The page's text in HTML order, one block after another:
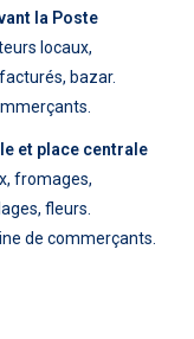
la Poste
locaux,
bazar.
et place centrale
fromages,
fleurs.
de commerçants.